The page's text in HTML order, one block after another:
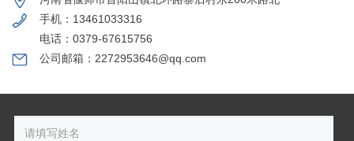
手机：13461033316
电话：0379-67615756
公司邮箱：2272953646@qq.com